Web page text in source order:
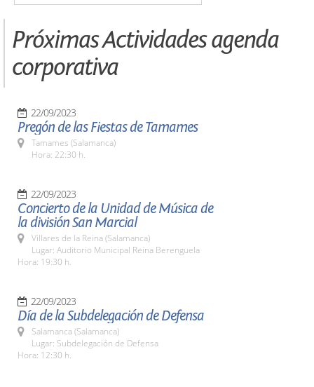
Próximas Actividades agenda
corporativa
22/09/2023
Pregón de las Fiestas de Tamames
Tamames (Salamanca)
Hora: 22:30 h.
22/09/2023
Concierto de la Unidad de Música de
la división San Marcial
Villares de la Reina (Salamanca)
Lugar: Auditorio Municipal Reina Berenguela
Hora: 19:30 h.
22/09/2023
Día de la Subdelegación de Defensa
Salamanca (Salamanca)
Lugar: Subdelegación de Defensa
Hora: 12:30 h.